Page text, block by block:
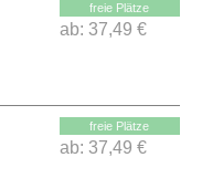
freie Plätze
ab: 37,49 €
freie Plätze
ab: 37,49 €